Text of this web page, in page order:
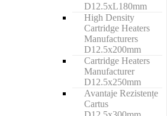
D12.5xL180mm
High Density
Cartridge Heaters
Manufacturers
D12.5x200mm
Cartridge Heaters
Manufacturer
D12.5x250mm
Avantaje Rezistențe
Cartus